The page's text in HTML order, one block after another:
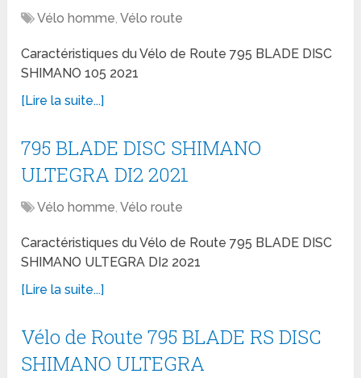
Vélo homme,Vélo route
Caractéristiques du Vélo de Route 795 BLADE DISC
SHIMANO 105 2021
[Lire la suite...]
795 BLADE DISC SHIMANO
ULTEGRA DI2 2021
Vélo homme,Vélo route
Caractéristiques du Vélo de Route 795 BLADE DISC
SHIMANO ULTEGRA DI2 2021
[Lire la suite...]
Vélo de Route 795 BLADE RS DISC
SHIMANO ULTEGRA